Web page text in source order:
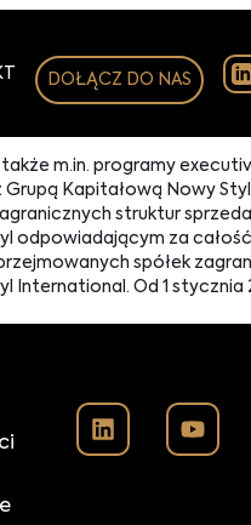
DOŁĄCZ DO NAS
m.in. programy
Kapitałową Nowy
struktur
odpowiadającym za
spółek
International. Od 1 stycznia